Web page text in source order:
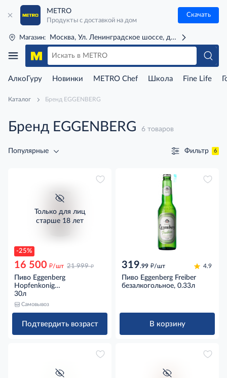
METRO
Продукты с доставкой на дом
Скачать
Магазин: Москва, Ул. Ленинградское шоссе, д. 71Г (м. Речной
АлкоГуру Новинки METRO Chef Школа Fine Life
Каталог Бренд EGGENBERG
Бренд EGGENBERG 6 товаров
Популярные Фильтр 6
-25%
Только для лиц
старше 18 лет
16 500 д/шт 21 999 д
Пиво Eggenberg
Hopfenkonig
фильтрованное светлое,
30л
30л
Самовывоз
Подтвердить возраст
319.99 д/шт 4.9
Пиво Eggenberg Freiber
безалкогольное, 0.33л
В корзину